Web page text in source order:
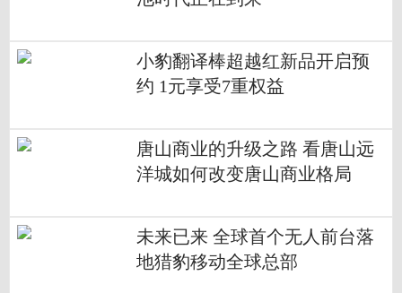
小豹翻译棒超越红新品开启预
约 1元享受7重权益
唐山商业的升级之路 看唐山远
洋城如何改变唐山商业格局
未来已来 全球首个无人前台落
地猎豹移动全球总部